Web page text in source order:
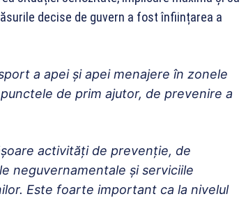
decise de guvern a fost înființarea a
a apei și apei menajere în zonele
de prim ajutor, de prevenire a
activități de prevenție, de
neguvernamentale și serviciile
Este foarte important ca la nivelul